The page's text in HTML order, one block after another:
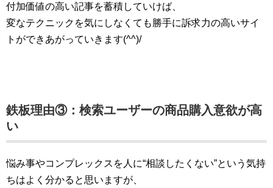
付加価値の高い記事を蓄積していけば、
変なテクニックを気にしなくても勝手に訴求力の高いサイ
トができあがっていきます(^^)/
鉄板理由③：検索ユーザーの商品購入意欲が高
い
悩み事やコンプレックスを人に“相談したくない”という気持
ちはよく分かると思いますが、